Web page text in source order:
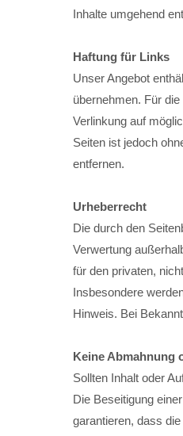
376-293 City Road,
+44 1234 567 890
Drop us a line
About us
Lorem ipsum dolor
Aenean commodo
Inhalte umgehend
Haftung für Links
Unser Angebot
übernehmen. Für
Verlinkung auf
Seiten ist jedoch
entfernen.
Urheberrecht
Die durch den
Verwertung
für den privaten,
Insbesondere
Hinweis. Bei
Keine Abmahnung
Sollten Inhalt oder
Die Beseitigung
garantieren, dass